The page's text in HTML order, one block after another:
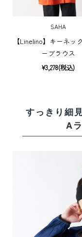
SAHA
【Linelino】キーネッ
ーブラウス
¥3,278(税込)
すっきり細
A